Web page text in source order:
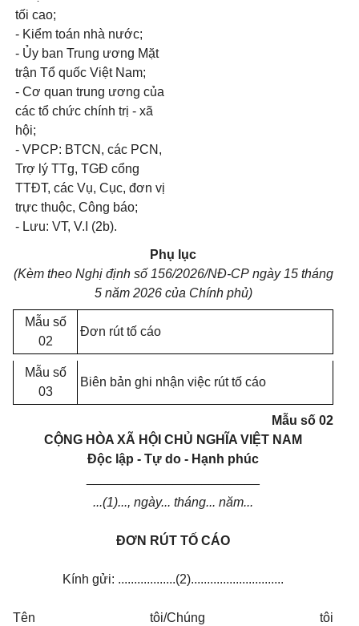
tối cao;
- Kiểm toán nhà nước;
- Ủy ban Trung ương Mặt
trận Tổ quốc Việt Nam;
- Cơ quan trung ương của
các tổ chức chính trị - xã
hội;
- VPCP: BTCN, các PCN,
Trợ lý TTg, TGĐ cổng
TTĐT, các Vụ, Cục, đơn vị
trực thuộc, Công báo;
- Lưu: VT, V.I (2b).
Phụ lục
(Kèm theo Nghị định số 156/2026/NĐ-CPngày 15 tháng
5 năm 2026 của Chính phủ)
Mẫu số
02
Đơn rút tố cáo
Mẫu số
03
Biên bản ghi nhận việc rút tố cáo
Mẫu số 02
CỘNG HÒA XÃ HỘI CHỦ NGHĨA VIỆT NAM
Độc lập - Tự do - Hạnh phúc
...(1)..., ngày... tháng... năm...
ĐƠN RÚT TỐ CÁO
Kính gửi: ..................(2).............................
Tên tôi/Chúng tôi